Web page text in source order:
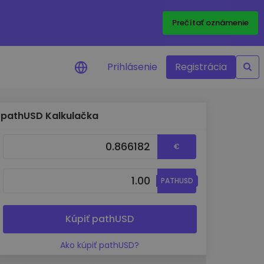
Prečítať oznámenie
pre optimálny
Prihlásenie Registrácia
pathUSD Kalkulačka
€
PATHUSD
Kúpiť pathUSD
Ako kúpiť pathUSD?